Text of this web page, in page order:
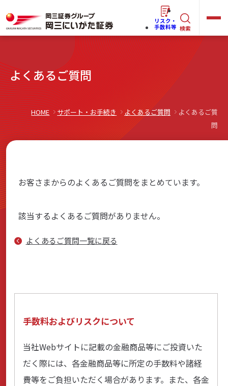
ー
ワ
ー
ド
で
らくらくネット情報便
商品・サービス
店舗のご案内
サポート・お手続き
リスク・
手数料等 検索
キ
ー
ド
で
探
す
よくあるご質問
HOME サポート・お手続き よくあるご質問
よくあるご質
問
お客さまからのよくあるご質問をまとめています。
該当するよくあるご質問がありません。
よくあるご質問一覧に戻る
手数料およびリスクについて
当社Webサイトに記載の金融商品等にご投資いた
だく際には、各金融商品等に所定の手数料や諸経
費等をご負担いただく場合があります。また、各金